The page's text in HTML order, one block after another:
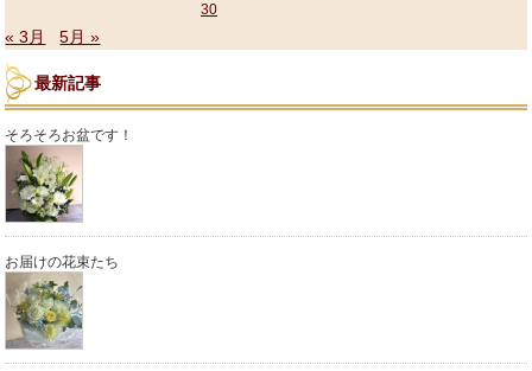
30
« 3月 5月 »
最新記事
そろそろお盆です！
お届けの花束たち